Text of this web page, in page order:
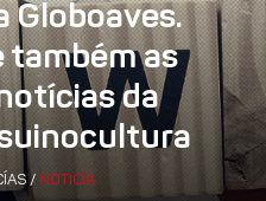
Globoaves.
também as
da
/NOTICÍA